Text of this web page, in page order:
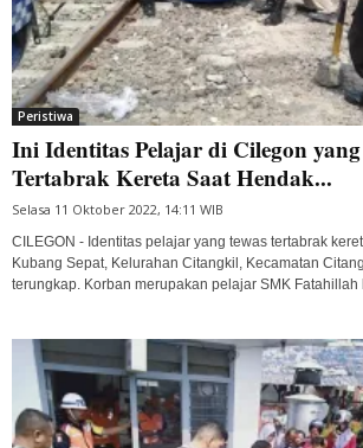
Peristiwa
Ini Identitas Pelajar di Cilegon yang
Tertabrak Kereta Saat Hendak...
Selasa 11 Oktober 2022, 14:11 WIB
CILEGON - Identitas pelajar yang tewas tertabrak
Kubang Sepat, Kelurahan Citangkil, Kecamatan
terungkap. Korban merupakan pelajar SMK Fatahillah